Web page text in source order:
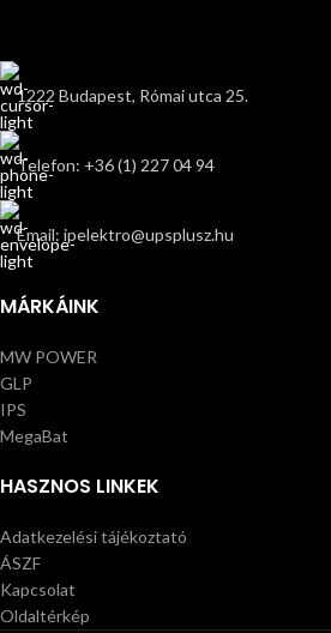
1222 Budapest, Római utca 25.
Telefon: +36 (1) 227 04 94
Email: ipelektro@upsplusz.hu
MÁRKÁINK
MW POWER
GLP
IPS
MegaBat
HASZNOS LINKEK
Adatkezelési tájékoztató
ÁSZF
Kapcsolat
Oldaltérkép